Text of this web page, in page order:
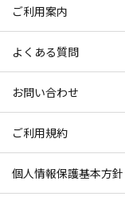
ご利用案内
よくある質問
お問い合わせ
ご利用規約
個人情報保護基本方針